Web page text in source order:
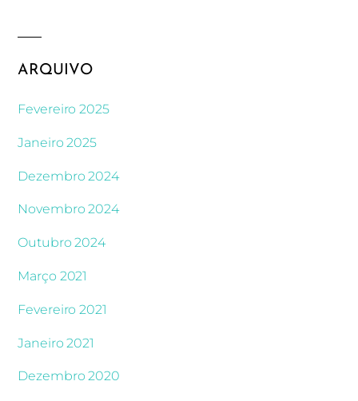
ARQUIVO
Fevereiro 2025
Janeiro 2025
Dezembro 2024
Novembro 2024
Outubro 2024
Março 2021
Fevereiro 2021
Janeiro 2021
Dezembro 2020